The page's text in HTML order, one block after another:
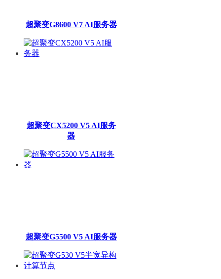
超聚变G8600 V7 AI服务器
超聚变CX5200 V5 AI服务
器
超聚变G5500 V5 AI服务器